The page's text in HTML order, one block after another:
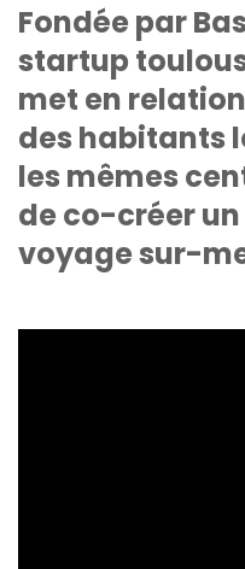
Fondée par
startup
met en
des habitants
les mêmes
de co-créer
voyage sur-